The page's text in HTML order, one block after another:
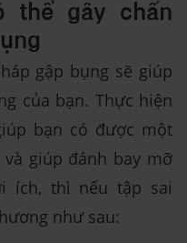
thể gây chấn
gập bụng sẽ giúp
của bạn. Thực hiện
bạn có được một
giúp đánh bay mỡ
ích, thì nếu tập sai
như sau: